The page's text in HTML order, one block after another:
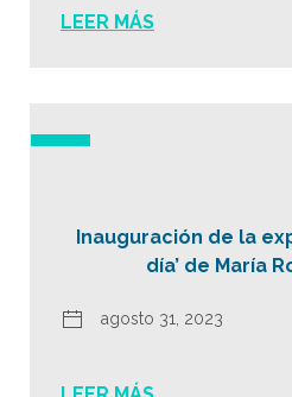
LEER MÁS
Inauguración de la
día’ de María
agosto 31, 2023